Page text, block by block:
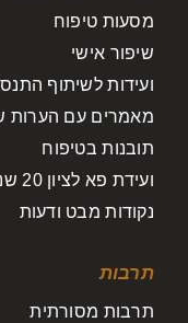
מסעות טיפוח
שיפור אישי
ועידות לשיתוף
מאמרים עם הערות
תובנות בטיפוח
ועידת פא לציון 20 שנה למינג-הווי
נקודות מבט ודעות
תרבות
תרבות מסורתית